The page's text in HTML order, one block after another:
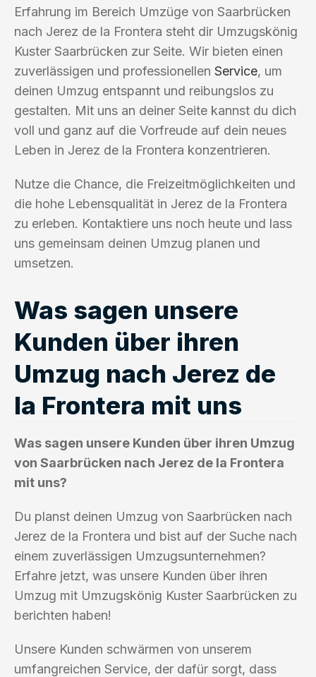
Erfahrung im Bereich Umzüge von Saarbrücken
nach Jerez de la Frontera steht dir Umzugskönig
Kuster Saarbrücken zur Seite. Wir bieten einen
zuverlässigen und professionellen Service, um
deinen Umzug entspannt und reibungslos zu
gestalten. Mit uns an deiner Seite kannst du dich
voll und ganz auf die Vorfreude auf dein neues
Leben in Jerez de la Frontera konzentrieren.
Nutze die Chance, die Freizeitmöglichkeiten und
die hohe Lebensqualität in Jerez de la Frontera
zu erleben. Kontaktiere uns noch heute und lass
uns gemeinsam deinen Umzug planen und
umsetzen.
Was sagen unsere
Kunden über ihren
Umzug nach Jerez de
la Frontera mit uns
Was sagen unsere Kunden über ihren Umzug
von Saarbrücken nach Jerez de la Frontera
mit uns?
Du planst deinen Umzug von Saarbrücken nach
Jerez de la Frontera und bist auf der Suche nach
einem zuverlässigen Umzugsunternehmen?
Erfahre jetzt, was unsere Kunden über ihren
Umzug mit Umzugskönig Kuster Saarbrücken zu
berichten haben!
Unsere Kunden schwärmen von unserem
umfangreichen Service, der dafür sorgt, dass